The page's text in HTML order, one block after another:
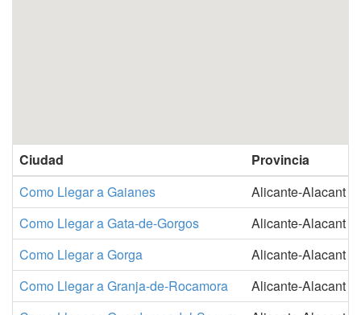
Ciudad
Provincia
Como Llegar a Gaianes
Alicante-Alacant
Como Llegar a Gata-de-Gorgos
Alicante-Alacant
Como Llegar a Gorga
Alicante-Alacant
Como Llegar a Granja-de-Rocamora
Alicante-Alacant